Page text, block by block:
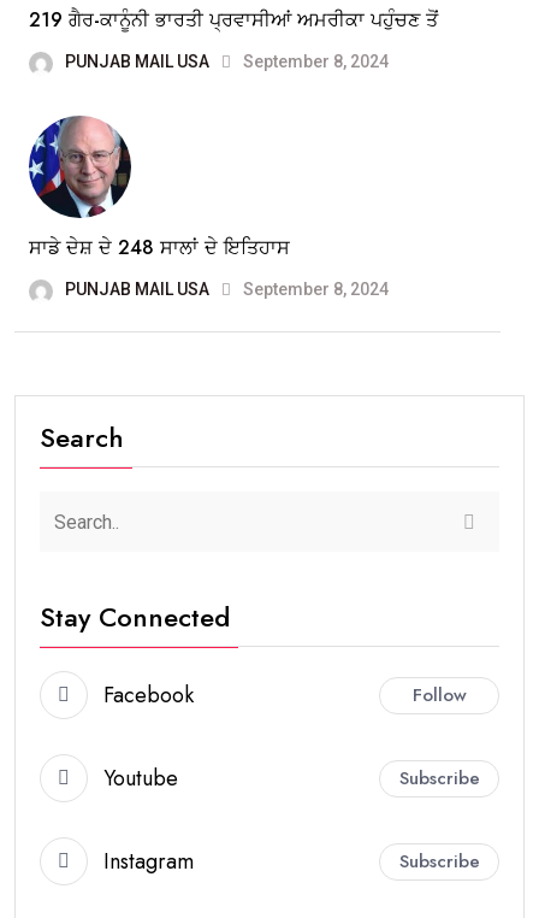
219 ਗੈਰ-ਕਾਨੂੰਨੀ ਭਾਰਤੀ ਪ੍ਰਵਾਸੀਆਂ ਅਮਰੀਕਾ ਪਹੁੰਚਣ ਤੋਂ
PUNJAB MAIL USA September 8, 2024
ਸਾਡੇ ਦੇਸ਼ ਦੇ 248 ਸਾਲਾਂ ਦੇ ਇਤਿਹਾਸ
PUNJAB MAIL USA September 8, 2024
Search
Stay Connected
Facebook Follow
Youtube Subscribe
Instagram Subscribe